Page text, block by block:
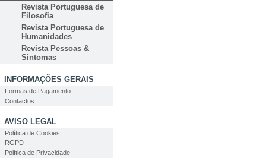
Revista Portuguesa de
Filosofia
Revista Portuguesa de
Humanidades
Revista Pessoas &
Sintomas
INFORMAÇÕES GERAIS
Formas de Pagamento
Contactos
AVISO LEGAL
Política de Cookies
RGPD
Política de Privacidade